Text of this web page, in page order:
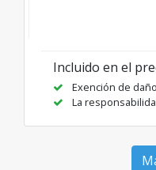
Incluido en el
Exención de
La